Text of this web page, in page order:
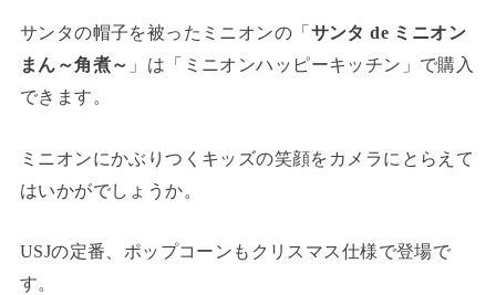
サンタの帽子を被ったミニオンの「 サンタ de ミニオン
まん～角煮～ 」は「ミニオンハッピーキッチン」で購入
できます。
ミニオンにかぶりつくキッズの笑顔をカメラにとらえて
はいかがでしょうか。
USJの定番、ポップコーンもクリスマス仕様で登場で
す。